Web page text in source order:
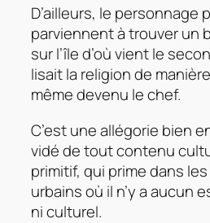
D’ailleurs, le personnage
parviennent à trouver un
sur l’île d’où vient le
lisait la religion de
même devenu le chef.
C’est une allégorie bien
vidé de tout contenu
primitif, qui prime dans
urbains où il n’y a aucun
ni culturel.